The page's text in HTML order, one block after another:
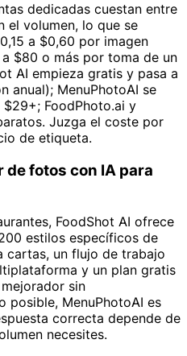
dedicadas cuestan entre
el volumen, lo que se
a $0,60 por imagen
$80 o más por toma de un
AI empieza gratis y pasa a
anual); MenuPhotoAI se
FoodPhoto.ai y
Juzga el coste por
de etiqueta.
de fotos con IA para
FoodShot AI ofrece
estilos específicos de
cartas, un flujo de trabajo
y un plan gratis
sin
posible, MenuPhotoAI es
correcta depende de
necesites.